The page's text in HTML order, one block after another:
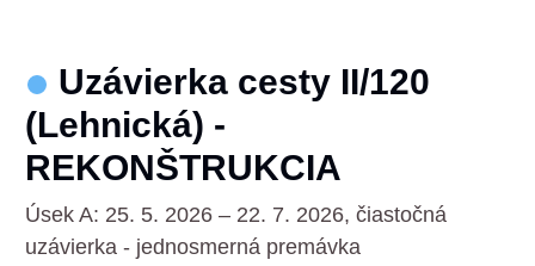
Uzávierka cesty II/120
(Lehnická) -
REKONŠTRUKCIA
Úsek A: 25. 5. 2026 – 22. 7. 2026, čiastočná
uzávierka - jednosmerná premávka